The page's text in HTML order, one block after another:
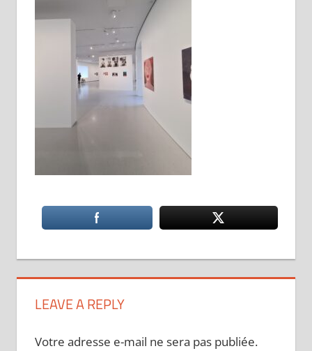
LEAVE A REPLY
Votre adresse e-mail ne sera pas publiée.